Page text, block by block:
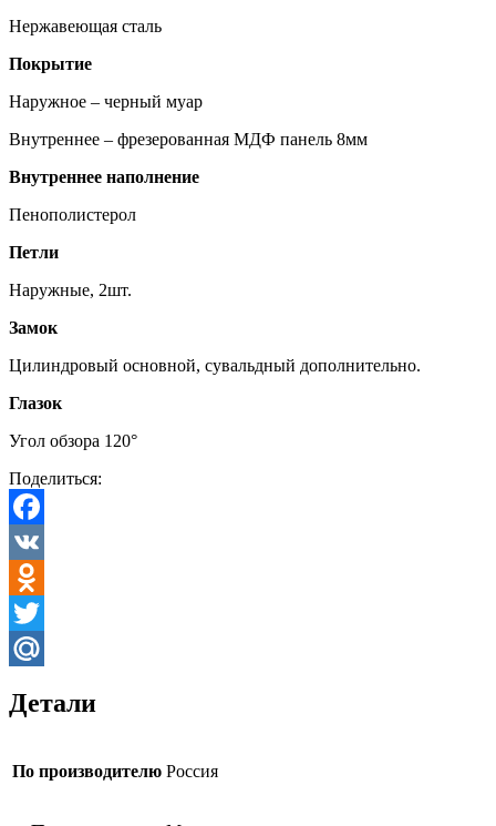
Нержавеющая сталь
Покрытие
Наружное – черный муар
Внутреннее – фрезерованная МДФ панель 8мм
Внутреннее наполнение
Пенополистерол
Петли
Наружные, 2шт.
Замок
Цилиндровый основной, сувальдный дополнительно.
Глазок
Угол обзора 120°
Поделиться:
Facebook
VK
Odnoklassniki
Twitter
Детали
По производителю Россия